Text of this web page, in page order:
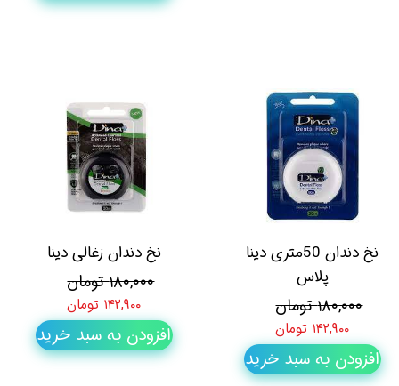
نخ دندان 50متری دینا
پلاس
۱۸۰,۰۰۰ تومان
۱۴۲,۹۰۰ تومان
افزودن به سبد خرید
نخ دندان زغالی دینا
۱۸۰,۰۰۰ تومان
۱۴۲,۹۰۰ تومان
افزودن به سبد خرید